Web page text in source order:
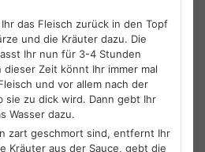
das Fleisch zurück in den Topf
und die Kräuter dazu. Die
Ihr nun für 3-4 Stunden
dieser Zeit könnt Ihr immer mal
und vor allem nach der
sie zu dick wird. Dann gebt Ihr
Wasser dazu.
zart geschmort sind, entfernt Ihr
Kräuter aus der Sauce, gebt die